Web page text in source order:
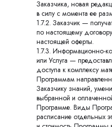
Заказчика, новая
в силу с момента ее
1.7.2. Заказчик —
по настоящему
настоящей оферты.
1.7.3. Информационно-
или Услуга —
доступа к комплексу
Программам
Заказчику знаний,
выбранной и
Программе. Виды
расписание отдельных